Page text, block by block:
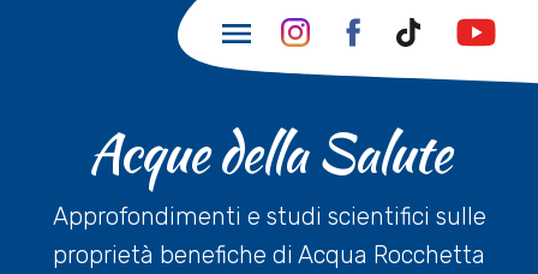
Acque della Salute
Approfondimenti e studi scientifici sulle
proprietà benefiche di Acqua Rocchetta